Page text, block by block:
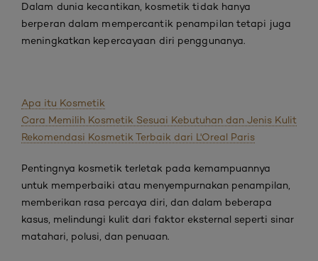
Dalam dunia kecantikan, kosmetik tidak hanya
berperan dalam mempercantik penampilan tetapi juga
meningkatkan kepercayaan diri penggunanya.
Apa itu Kosmetik
Cara Memilih Kosmetik Sesuai Kebutuhan dan Jenis Kulit
Rekomendasi Kosmetik Terbaik dari L'Oreal Paris
Pentingnya kosmetik terletak pada kemampuannya
untuk memperbaiki atau menyempurnakan penampilan,
memberikan rasa percaya diri, dan dalam beberapa
kasus, melindungi kulit dari faktor eksternal seperti sinar
matahari, polusi, dan penuaan.